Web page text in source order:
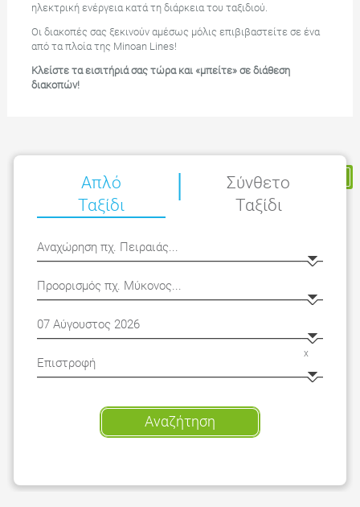
ηλεκτρική ενέργεια κατά τη διάρκεια του ταξιδιού.
Οι διακοπές σας ξεκινούν αμέσως μόλις επιβιβαστείτε σε ένα
από τα πλοία της Minoan Lines!
Κλείστε τα εισιτήριά σας τώρα και «μπείτε» σε διάθεση
διακοπών!
Η Κράτησή μου
Απλό
Ταξίδι
x
Αναζήτηση
|
Σύνθετο
Ταξίδι